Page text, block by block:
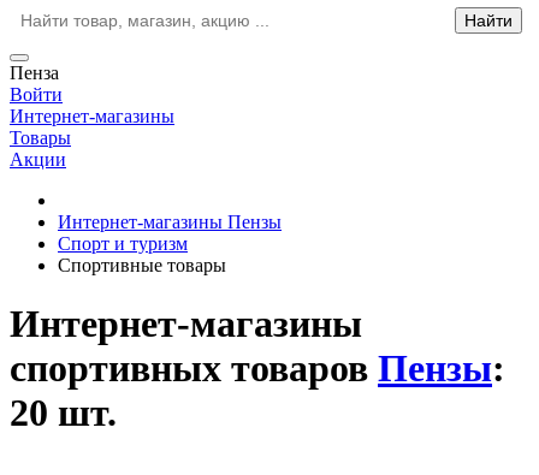
Пенза
Войти
Интернет-магазины
Товары
Акции
Интернет-магазины Пензы
Спорт и туризм
Спортивные товары
Интернет-магазины
спортивных товаров Пензы:
20 шт.